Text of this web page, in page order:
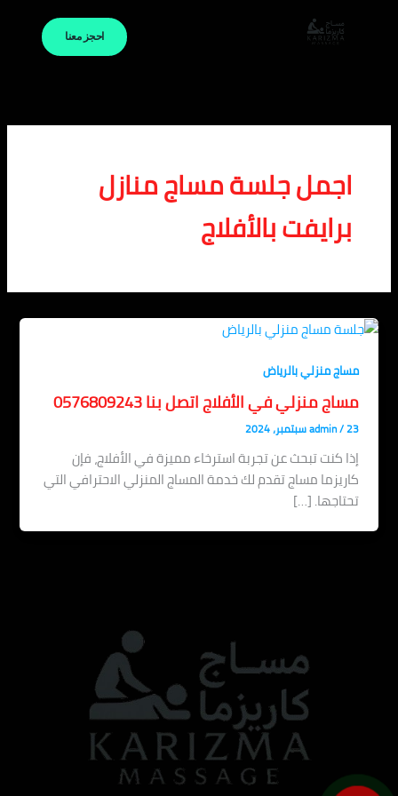
احجز معنا
اجمل جلسة مساج منازل
برايفت بالأفلاج
مساج منزلي بالرياض
مساج منزلي في الأفلاج اتصل بنا 0576809243
admin/23 سبتمبر، 2024
إذا كنت تبحث عن تجربة استرخاء مميزة في الأفلاج، فإن
كاريزما مساج تقدم لك خدمة المساج المنزلي الاحترافي التي
تحتاجها. […]